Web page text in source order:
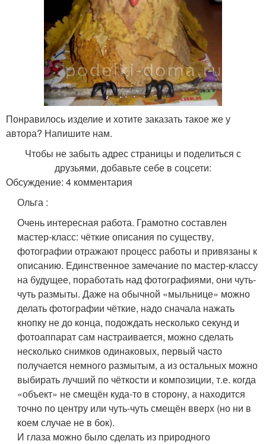
Понравилось изделие и хотите заказать такое же у
автора? Напишите нам.
Чтобы не забыть адрес страницы и поделиться с
друзьями, добавьте себе в соцсети:
Обсуждение: 4 комментария
Ольга :
Очень интересная работа. Грамотно составлен
мастер-класс: чёткие описания по существу,
фотографии отражают процесс работы и привязаны к
описанию. Единственное замечание по мастер-классу
на будущее, поработать над фотографиями, они чуть-
чуть размыты. Даже на обычной «мыльнице» можно
делать фотографии чёткие, надо сначала нажать
кнопку не до конца, подождать несколько секунд и
фотоаппарат сам настраивается, можно сделать
несколько снимков одинаковых, первый часто
получается немного размытым, а из остальных можно
выбирать лучший по чёткости и композиции, т.е. когда
«объект» не смещён куда-то в сторону, а находится
точно по центру или чуть-чуть смещён вверх (но ни в
коем случае не в бок).
И глаза можно было сделать из природного